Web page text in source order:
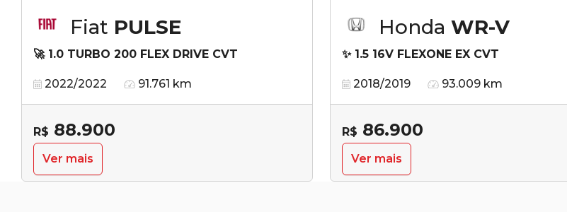
Fiat PULSE
🚀 1.0 TURBO 200 FLEX DRIVE CVT
2022/2022 91.761 km
R$ 88.900
Ver mais
Honda WR-V
✨ 1.5 16V FLEXONE EX CVT
2018/2019 93.009 km
R$ 86.900
Ver mais